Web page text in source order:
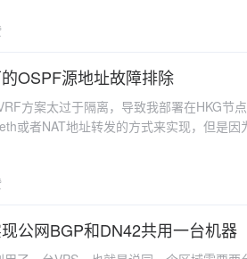
OSPF源地址故障排除
方案太过于隔离，导致我部署在HKG节
或者NAT地址转发的方式来实现，但是
，因此合并DN42和inet的kernel部分，仅
的函数定义，如is_self_dn42_net()这类 |
公网BGP和DN42共用一台机器